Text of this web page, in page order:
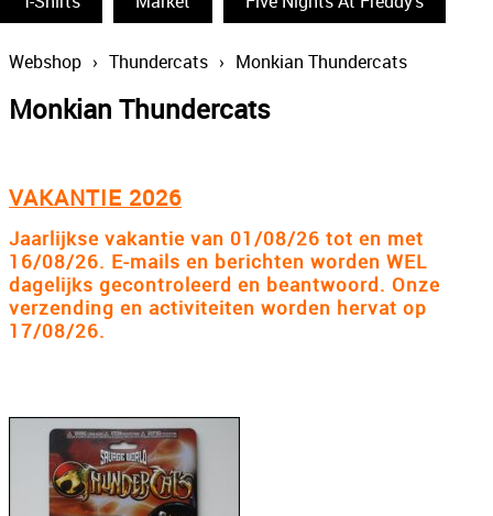
Statues & Busts
The Big Bang Theory
Disney
The Smurfs
Webshop › Thundercats › Monkian Thundercats
Monkian Thundercats
VAKANTIE 2026
Jaarlijkse vakantie van 01/08/26 tot en met
16/08/26. E-mails en berichten worden WEL
dagelijks gecontroleerd en beantwoord. Onze
verzending en activiteiten worden hervat op
17/08/26.